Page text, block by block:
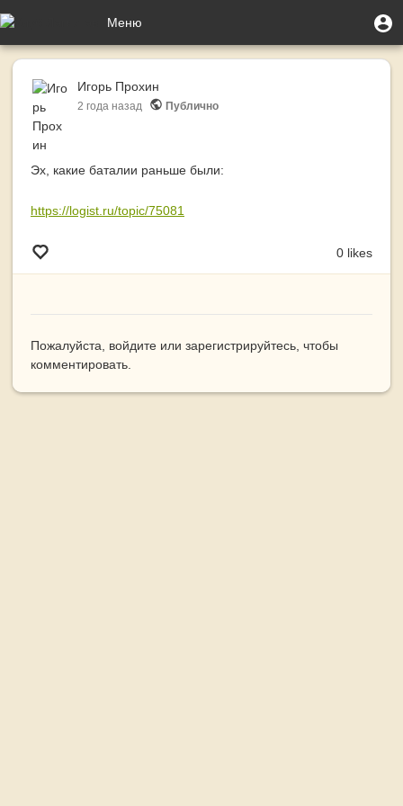
основному
Меню
учётной
записи
пользователя
Меню
Toggle
Игорь Прохин
2 года назад Публично
Эх, какие баталии раньше были:
https://logist.ru/topic/75081
0 likes
Пожалуйста, войдите или зарегистрируйтесь , чтобы
комментировать.